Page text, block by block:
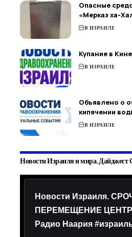
Опасные
«Мерказ ха-
В ИЗРАИЛЕ
Купание в
В ИЗРАИЛЕ
Объявлено о
кипячении
В ИЗРАИЛЕ
Новости Израиля и мира.